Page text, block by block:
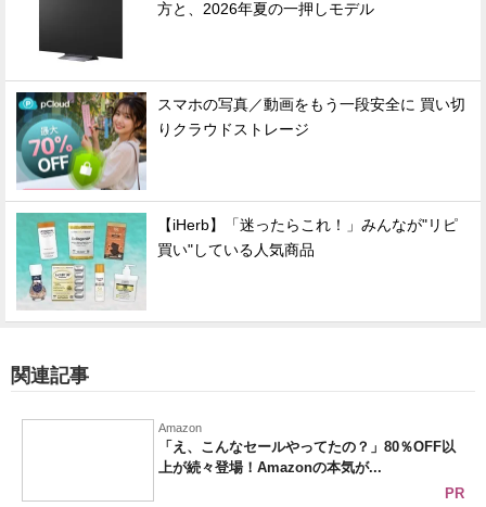
方と、2026年夏の一押しモデル
スマホの写真／動画をもう一段安全に 買い切
りクラウドストレージ
【iHerb】「迷ったらこれ！」みんなが"リピ
買い"している人気商品
関連記事
Amazon
「え、こんなセールやってたの？」80％OFF以
上が続々登場！Amazonの本気が...
PR